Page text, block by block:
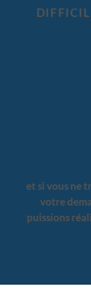
et si vous ne
votre
puissions